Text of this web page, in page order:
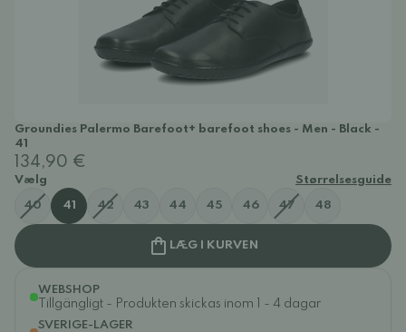
Groundies Palermo Barefoot+ barefoot shoes - Men - Black -
41
134,90 €
Vælg Størrelsesguide
40 41 42 43 44 45 46 47 48
LÆG I KURVEN
WEBSHOP
Tillgängligt - Produkten skickas inom 1 - 4 dagar
SVERIGE-LAGER